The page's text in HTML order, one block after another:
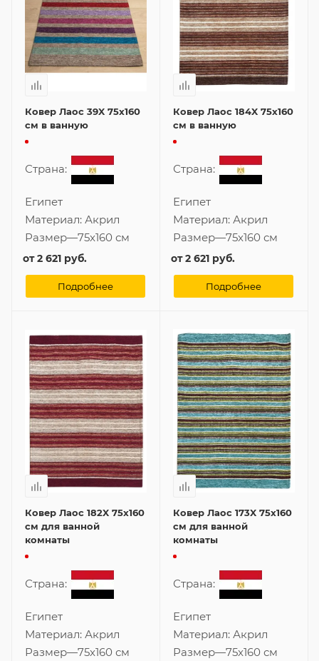
Ковер Лаос 39X 75x160
см в ванную
Страна:
Египет
Материал: Акрил
Размер—75x160 см
от2 621 руб.
Подробнее
Ковер Лаос 184X 75x160
см в ванную
Страна:
Египет
Материал: Акрил
Размер—75x160 см
от2 621 руб.
Подробнее
Ковер Лаос 182X 75x160
см для ванной
комнаты
Страна:
Египет
Материал: Акрил
Размер—75x160 см
Ковер Лаос 173X 75x160
см для ванной
комнаты
Страна:
Египет
Материал: Акрил
Размер—75x160 см